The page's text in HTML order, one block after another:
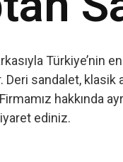
Türkiye’nin
sandalet, klasik
hakkında
ediniz.